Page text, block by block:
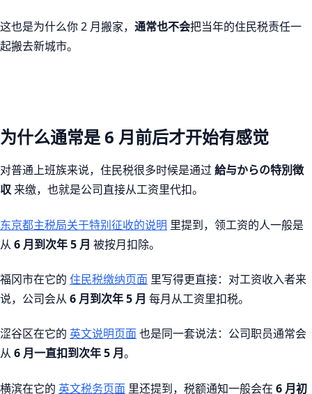
这也是为什么你 2 月搬家， 通常也不会把当年的住民税责任一
起搬去新城市。
为什么通常是 6 月前后才开始有感觉
对普通上班族来说，住民税很多时候是通过給与からの特別徴
収 来缴，也就是公司直接从工资里代扣。
东京都主税局关于特别征收的说明 里提到，领工资的人一般是
从 6 月到次年 5 月 被按月扣除。
福冈市在它的 住民税缴纳页面 里写得更直接：对工资收入者来
说，公司会从 6 月到次年 5 月 每月从工资里扣税。
涩谷区在它的 英文说明页面也是同一套说法：公司职员通常会
从 6 月一直扣到次年 5 月。
横滨在它的 英文税务页面 里还提到，税额通知一般会在 6 月初